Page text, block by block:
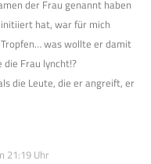
der Frau genannt haben
hat, war für mich
was wollte er damit
die Frau lyncht!?
die Leute, die er angreift, er
21:19 Uhr